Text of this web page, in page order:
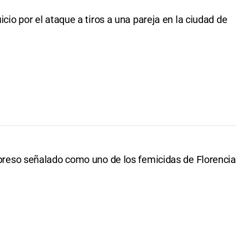
por el ataque a tiros a una pareja en la ciudad de
señalado como uno de los femicidas de Florencia